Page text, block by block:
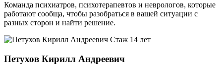
Команда психиатров, психотерапевтов и неврологов, которые
работают сообща, чтобы разобраться в вашей ситуации с
разных сторон и найти решение.
Стаж 14 лет
Петухов Кирилл Андреевич